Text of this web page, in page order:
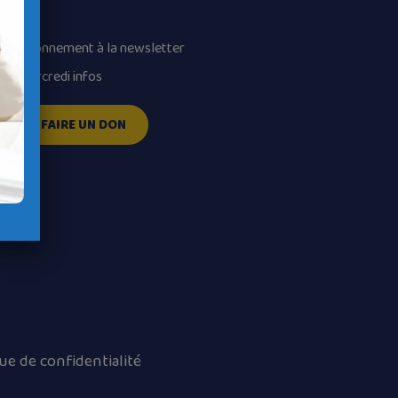
Abonnement à la newsletter
Mercredi infos
FAIRE UN DON
de confidentialité